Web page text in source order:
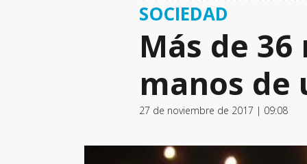
SOCIEDAD
Más de
manos de
27 de noviembre de 2017 | 09:08